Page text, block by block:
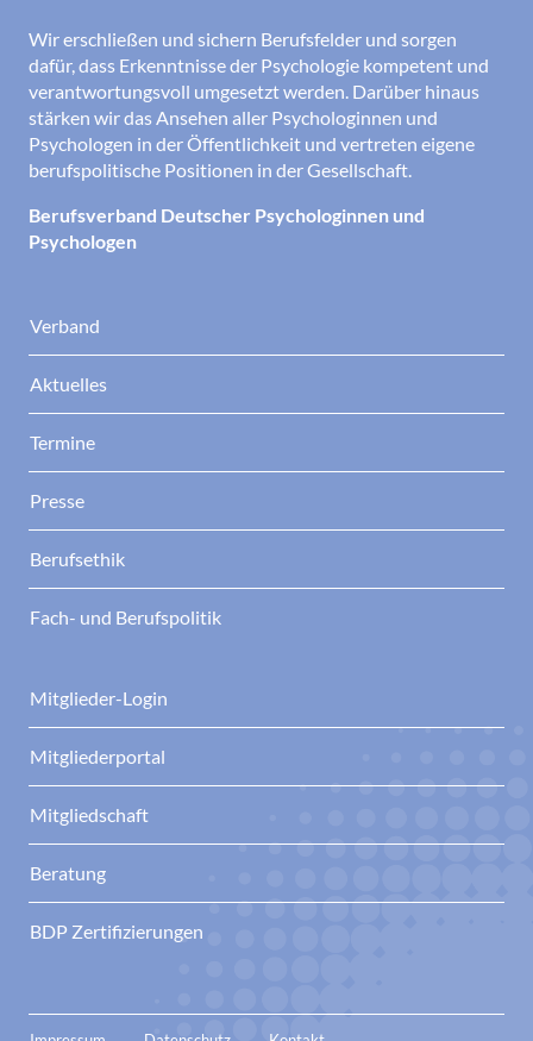
Wir erschließen und sichern Berufsfelder und sorgen
dafür, dass Erkenntnisse der Psychologie kompetent und
verantwortungsvoll umgesetzt werden. Darüber hinaus
stärken wir das Ansehen aller Psychologinnen und
Psychologen in der Öffentlichkeit und vertreten eigene
berufspolitische Positionen in der Gesellschaft.
Berufsverband Deutscher Psychologinnen und
Psychologen
Verband
Aktuelles
Termine
Presse
Berufsethik
Fach- und Berufspolitik
Mitglieder-Login
Mitgliederportal
Mitgliedschaft
Beratung
BDP Zertifizierungen